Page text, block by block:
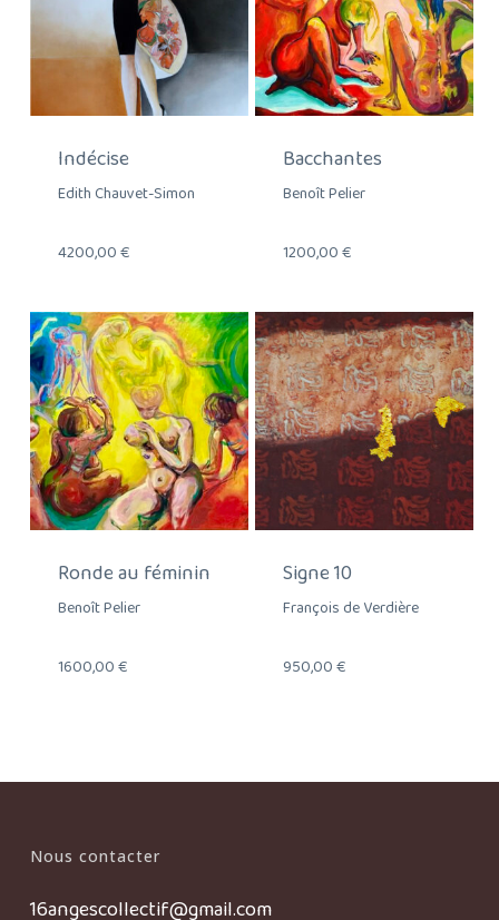
Indécise
Edith Chauvet-Simon
4200,00€
Bacchantes
Benoît Pelier
1200,00€
Ronde au féminin
Benoît Pelier
1600,00€
Signe 10
François de Verdière
950,00€
Nous contacter
16angescollectif@gmail.com